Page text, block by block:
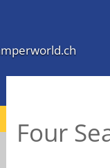
Four